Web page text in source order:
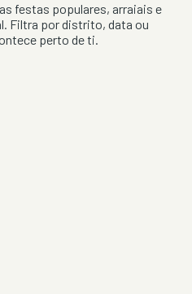
festas populares, arraiais e
Filtra por distrito, data ou
perto de ti.